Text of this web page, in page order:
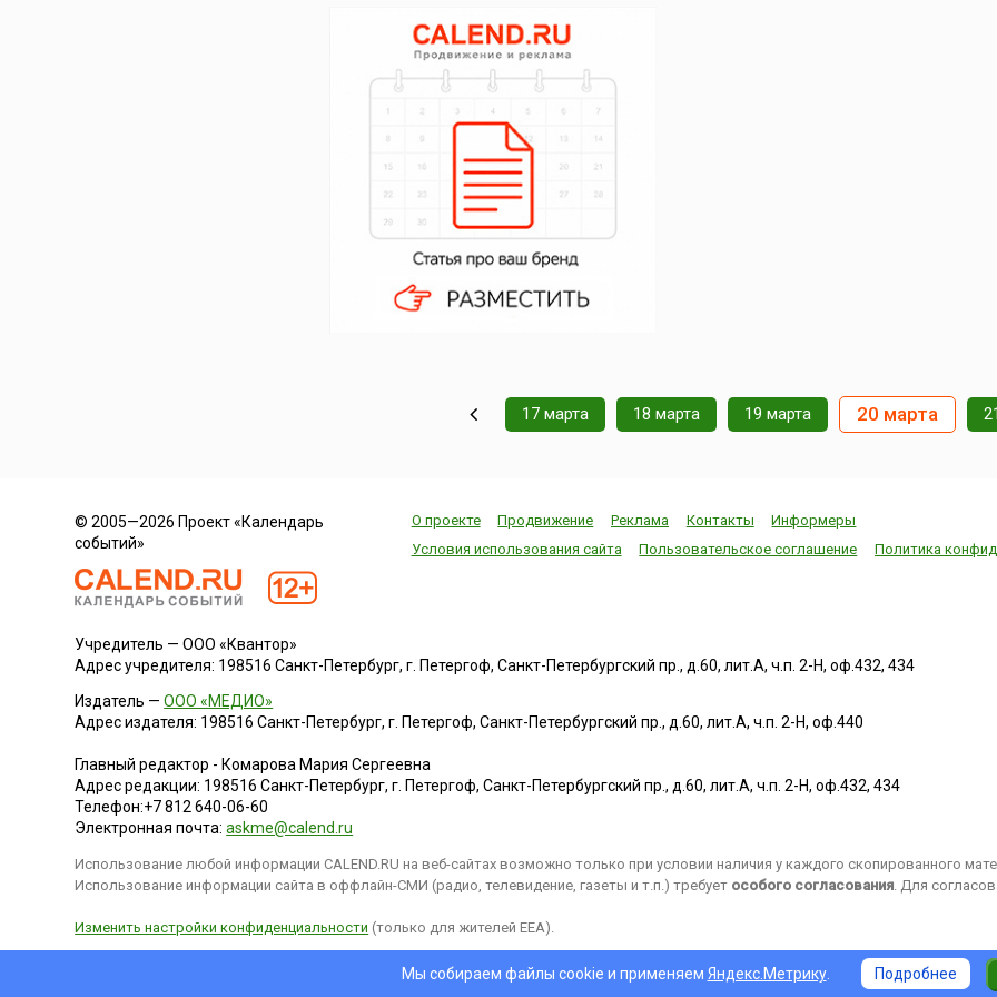
17 марта 18 марта 19 марта 20 марта
© 2005—2026 Проект «Календарь
событий»
О проекте Продвижение Реклама Контакты
Информеры
Условия использования сайта
Пользовательское соглашение Политика
Учредитель — ООО «Квантор»
Адрес учредителя: 198516 Санкт-Петербург, г. Петергоф, Санкт-Петербургский пр., д.60, лит.А, ч.п. 2-Н, оф.432, 434
Издатель —ООО «МЕДИО»
Адрес издателя: 198516 Санкт-Петербург, г. Петергоф, Санкт-Петербургский пр., д.60, лит.А, ч.п. 2-Н, оф.440
Главный редактор - Комарова Мария Сергеевна
Адрес редакции: 198516 Санкт-Петербург, г. Петергоф,Санкт-Петербургский пр., д.60, лит.А, ч.п. 2-Н, оф.432, 434
Телефон:+7 812 640-06-60
Электронная почта:askme@calend.ru
Использование любой информации CALEND.RU на веб-сайтах возможно только при условии наличия у каждого скопированного
Использование информации сайта в оффлайн-СМИ (радио, телевидение, газеты и т.п.) требует особого согласования. Для
Изменить настройки конфиденциальности (только для жителей EEA).
Мы собираем файлы cookie и применяем Яндекс.Метрику. Подробнее